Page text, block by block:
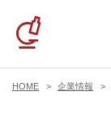
HOME 企業情報